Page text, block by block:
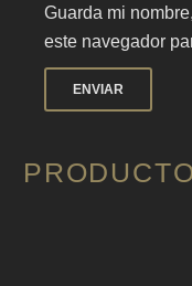
Guarda mi
este navegador